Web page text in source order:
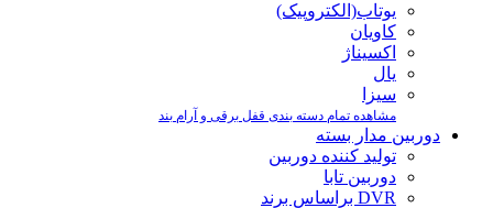
یوتاب(الکتروپیک)
کاویان
اکسیناژ
یال
سیزا
مشاهده تمام دسته بندی قفل برقی و آرام بند
دوربین مدار بسته
تولید کننده دوربین
دوربین تابا
DVR براساس برند